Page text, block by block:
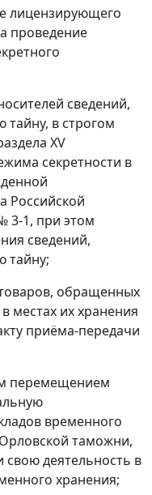
лицензирующего
проведение
сведений,
тайну, в строгом
XV
секретности в
Российской
3-1, при этом
сведений,
тайну;
обращенных
местах их хранения
приёма-передачи
перемещением
временного
таможни,
свою деятельность в
хранения;